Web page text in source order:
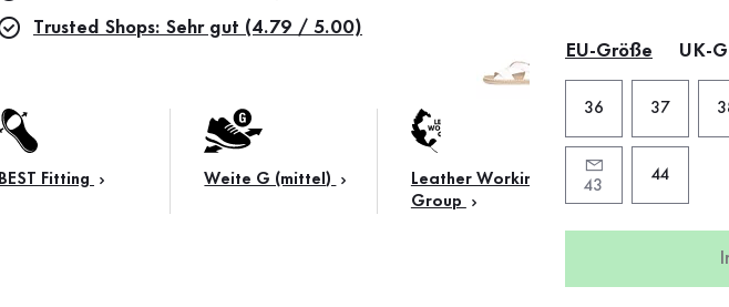
EU-Größe UK-
36 37
43
44
Trusted Shops: Sehr gut (4.79 / 5.00)
BEST Fitting Weite G (mittel)
Leather Working
Group